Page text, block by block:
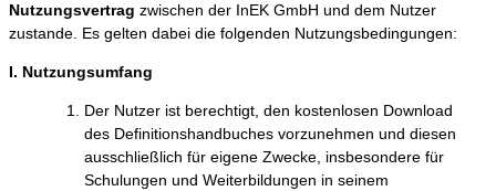
Nutzungsvertrag zwischen der InEK GmbH und dem Nutzer
zustande. Es gelten dabei die folgenden Nutzungsbedingungen:
I. Nutzungsumfang
Der Nutzer ist berechtigt, den kostenlosen Download
des Definitionshandbuches vorzunehmen und diesen
ausschließlich für eigene Zwecke, insbesondere für
Schulungen und Weiterbildungen in seinem